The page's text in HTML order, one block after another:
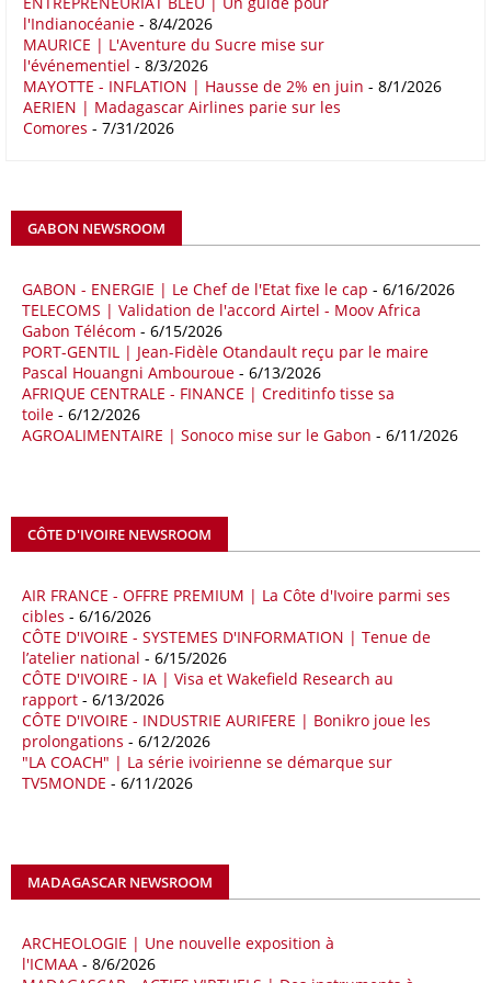
16/05/26 COMMERCE CHINE - AFRIQUE
Le déficit commercial de l’Afrique avec la Chine s’est creusé de 48,27
% au cours des quatre premiers mois de 2026 comparativement à la
même période de 2025 pour s’établir à 36,8 milliards de dollars, en
avril, à 81,82 milliards de dollars. Durant la même période, les
importations chinoises en provenance du continent ont atteint 45,02
quatre premiers mois de 2025.
09/05/26 ITALIE - LIBYE
Les deux pays veulent accélérer leurs projets gaziers communs, afin
de sécuriser davantage les approvisionnements énergétiques en
Méditerranée, dans un contexte marqué par des tensions
géopolitiques internationales et des perturbations sur le marché
mondial du gaz. Réunis à Rome le jeudi 7 mai, la Première ministre
coopération et les investissements dans le secteur énergétique. Cette
séquence survient alors que Rome cherche à réduire son exposition
18/04/26 ALGERIE - BP
La multinationale BP signe son retour en Algérie où un permis de
prospection d’hydrocarbures dans le bassin oriental lui a été attribué
par l’Agence nationale pour la valorisation des ressources en
hydrocarbures (ALNAFT). L’information rendue publique mercredi 15
avril par l’institution, intervient dans le cadre de sa politique de relance
de l’exploration. Le périmètre concerné se situe dans une zone de
l’est du pays jugée peu explorée malgré son potentiel. BP pourra y
lancer ses premières opérations de prospection sur le terrain portant
18/04/26 OUGANDA - CITIBANK
américaine Citibank pour arranger la mobilisation des financements
nécessaires à la construction du chemin de fer à écartement standard
l'Indianocéanie - 8/4/2026
MAURICE | L'Aventure du Sucre mise sur
l'événementiel - 8/3/2026
MAYOTTE - INFLATION | Hausse de 2% en juin - 8/1/2026
AERIEN | Madagascar Airlines parie sur les
Comores - 7/31/2026
GABON NEWSROOM
GABON - ENERGIE | Le Chef de l'Etat fixe le cap - 6/16/2026
TELECOMS | Validation de l'accord Airtel - Moov Africa
Gabon Télécom - 6/15/2026
PORT-GENTIL | Jean-Fidèle Otandault reçu par le maire
Pascal Houangni Ambouroue - 6/13/2026
AFRIQUE CENTRALE - FINANCE | Creditinfo tisse sa
toile - 6/12/2026
AGROALIMENTAIRE | Sonoco mise sur le Gabon - 6/11/2026
CÔTE D'IVOIRE NEWSROOM
AIR FRANCE - OFFRE PREMIUM | La Côte d'Ivoire parmi ses
cibles - 6/16/2026
CÔTE D'IVOIRE - SYSTEMES D'INFORMATION | Tenue de
l’atelier national - 6/15/2026
CÔTE D'IVOIRE - IA | Visa et Wakefield Research au
rapport - 6/13/2026
CÔTE D'IVOIRE - INDUSTRIE AURIFERE | Bonikro joue les
prolongations - 6/12/2026
"LA COACH" | La série ivoirienne se démarque sur
TV5MONDE - 6/11/2026
MADAGASCAR NEWSROOM
ARCHEOLOGIE | Une nouvelle exposition à
l'ICMAA - 8/6/2026